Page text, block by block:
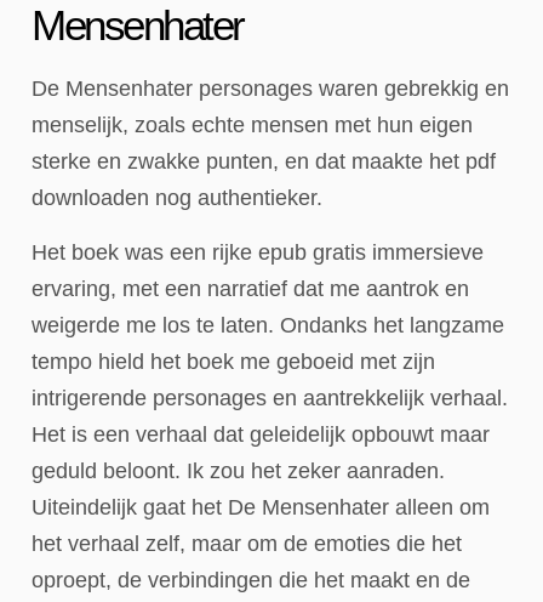
Mensenhater
De Mensenhater personages waren gebrekkig en
menselijk, zoals echte mensen met hun eigen
sterke en zwakke punten, en dat maakte het pdf
downloaden nog authentieker.
Het boek was een rijke epub gratis immersieve
ervaring, met een narratief dat me aantrok en
weigerde me los te laten. Ondanks het langzame
tempo hield het boek me geboeid met zijn
intrigerende personages en aantrekkelijk verhaal.
Het is een verhaal dat geleidelijk opbouwt maar
geduld beloont. Ik zou het zeker aanraden.
Uiteindelijk gaat het De Mensenhater alleen om
het verhaal zelf, maar om de emoties die het
oproept, de verbindingen die het maakt en de